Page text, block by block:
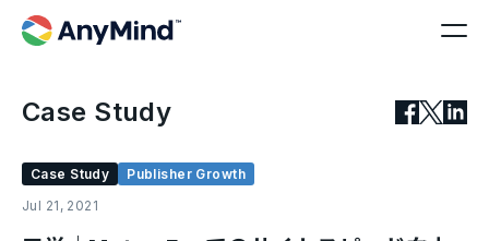
Case Study
Case Study
Publisher Growth
Jul 21, 2021